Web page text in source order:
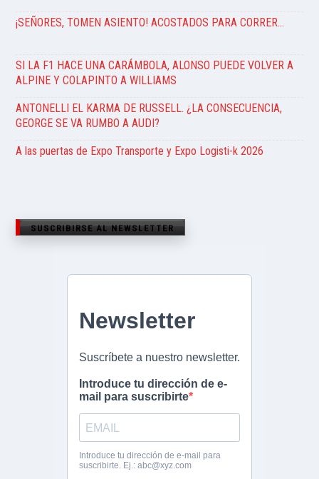
¡SEÑORES, TOMEN ASIENTO! ACOSTADOS PARA CORRER…
SI LA F1 HACE UNA CARÁMBOLA, ALONSO PUEDE VOLVER A
ALPINE Y COLAPINTO A WILLIAMS
ANTONELLI EL KARMA DE RUSSELL. ¿LA CONSECUENCIA,
GEORGE SE VA RUMBO A AUDI?
A las puertas de Expo Transporte y Expo Logisti-k 2026
SUSCRIBIRSE AL NEWSLETTER